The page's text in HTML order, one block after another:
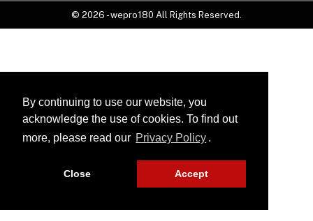
By continuing to use our website, you
acknowledge the use of cookies. To find out
more, please read our Privacy Policy .
Close Accept
© 2026 - wepro180 All Rights Reserved.